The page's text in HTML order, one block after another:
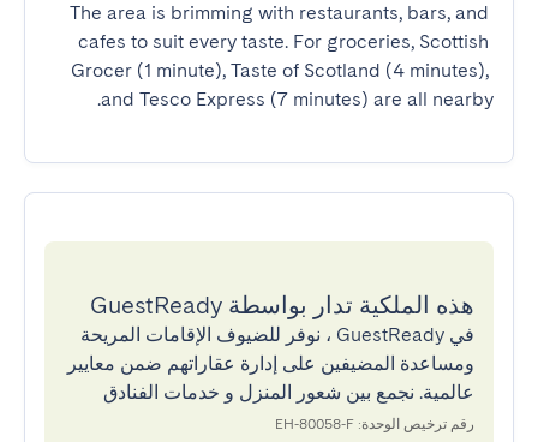
The area is brimming with restaurants, bars, and
cafes to suit every taste. For groceries, Scottish
Grocer (1 minute), Taste of Scotland (4 minutes),
and Tesco Express (7 minutes) are all nearby.
هذه الملكية تدار بواسطة GuestReady
في GuestReady ، نوفر للضيوف الإقامات المريحة
ومساعدة المضيفين على إدارة عقاراتهم ضمن معايير
عالمية. نجمع بين شعور المنزل و خدمات الفنادق
رقم ترخيص الوحدة: EH-80058-F